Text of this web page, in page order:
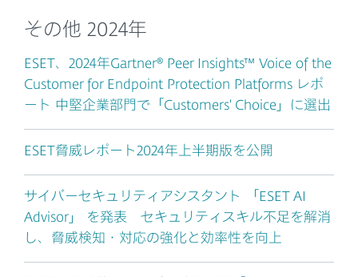
その他 2024年
ESET、2024年Gartner® Peer Insights™ Voice of the
Customer for Endpoint Protection Platforms レポ
ート 中堅企業部門で「Customers' Choice」に選出
ESET脅威レポート2024年上半期版を公開
サイバーセキュリティアシスタント 「ESET AI
Advisor」 を発表 セキュリティスキル不足を解消
し、脅威検知・対応の強化と効率性を向上